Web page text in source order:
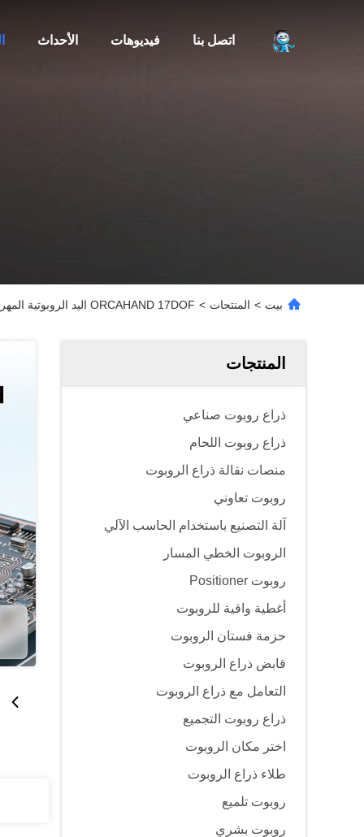
الأحداث فيديوهات اتصل بنا
بيت > المنتجات > ORCAHAND 17DOF اليد الروبوتية المهرة مؤثر نهاية بشري لروبوتات الإنسانية
المنتجات
ذراع روبوت صناعي
ذراع روبوت اللحام
منصات نقالة ذراع الروبوت
روبوت تعاوني
آلة التصنيع باستخدام الحاسب الآلي
الروبوت الخطي المسار
روبوت Positioner
أغطية واقية للروبوت
حزمة فستان الروبوت
قابض ذراع الروبوت
التعامل مع ذراع الروبوت
ذراع روبوت التجميع
اختر مكان الروبوت
طلاء ذراع الروبوت
روبوت تلميع
روبوت بشري